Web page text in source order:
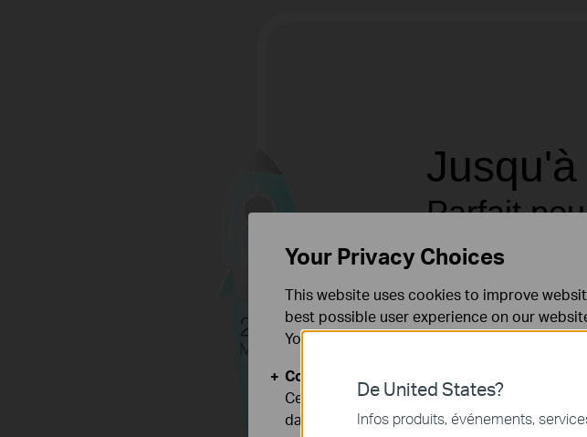
Parfait
passante.
Grâce à la
premier élément de
transmettre les
De United States?
Infos produits, événements,
Your Privacy Choices
This website uses cookies to improve
best possible user experience on our
You can find more information in our
Cookies basiques
Ces cookies sont nécessaires au
dans vos systèmes.